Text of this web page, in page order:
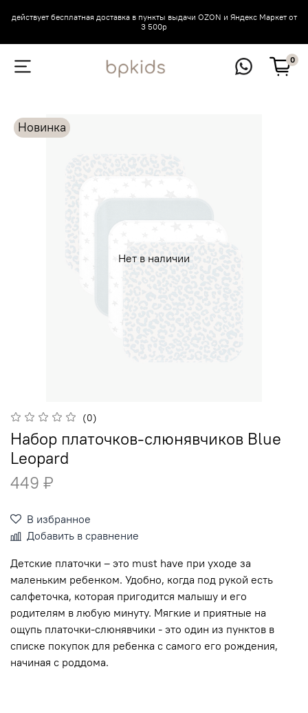
действует бесплатная доставка в пункты выдачи OZON и Яндекс Маркет от
3 500р
0
Нет в наличии
Новинка
(0)
Набор платочков-слюнявчиков Blue
Leopard
449 ₽
В избранное
Добавить в сравнение
Детские платочки – это must have при уходе за
маленьким ребенком. Удобно, когда под рукой есть
салфеточка, которая пригодится малышу и его
родителям в любую минуту. Мягкие и приятные на
ощупь платочки-слюнявчики - это один из пунктов в
списке покупок для ребенка с самого его рождения,
начиная с роддома.